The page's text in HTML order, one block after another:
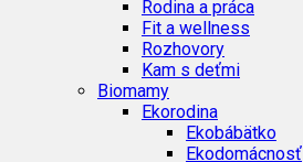
Rodina a práca
Fit a wellness
Rozhovory
Kam s deťmi
Biomamy
Ekorodina
Ekobábätko
Ekodomácnosť